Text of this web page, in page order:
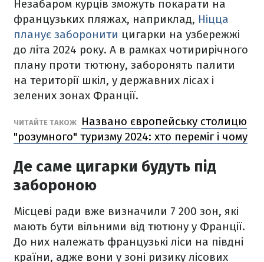
Незабаром курців зможуть покарати на
французьких пляжах, наприклад, Ніцца
планує заборонити цигарки на узбережжі
до літа 2024 року. А в рамках чотирирічного
плану проти тютюну, заборонять палити
на території шкіл, у державних лісах і
зелених зонах Франції.
ЧИТАЙТЕ ТАКОЖ
Названо європейську столицю
"розумного" туризму 2024: хто переміг і чому
Де саме цигарки будуть під
забороною
Місцеві ради вже визначили 7 200 зон, які
мають бути вільними від тютюну у Франції.
До них належать французькі ліси на півдні
країни, адже вони у зоні ризику лісових